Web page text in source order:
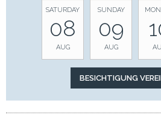
SATURDAY
08
AUG
SUNDAY
09
AUG